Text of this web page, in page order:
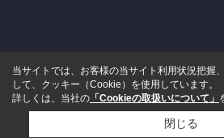
当サイトでは、お客様の当サイト利用状況把握
して、クッキー（Cookie）を使用しています。
詳しくは、当社の 「Cookieの取扱いについて」
閉じる